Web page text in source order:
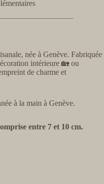
née à Genève. Fabriquée
intérieure 🏡 ou
de charme et
à la main à Genève.
entre 7 et 10 cm.